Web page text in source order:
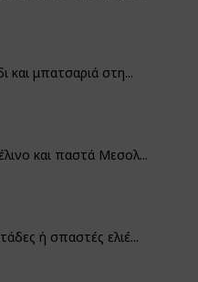
και μπατσαριά στη...
και παστά Μεσολ...
ή σπαστές ελιέ...